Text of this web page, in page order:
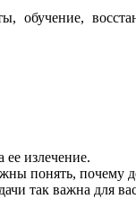
обучение,
ее излечение.
понять, почему
так важна для